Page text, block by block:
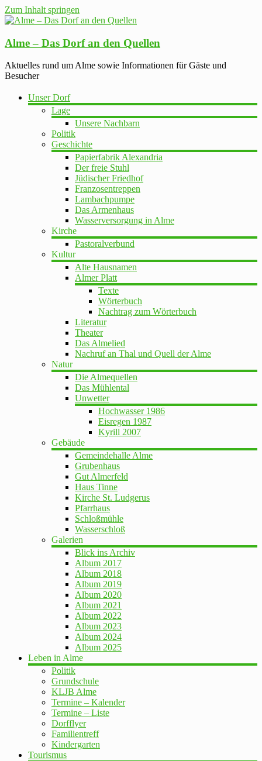
Zum Inhalt springen
Alme – Das Dorf an den Quellen
Aktuelles rund um Alme sowie Informationen für Gäste und
Besucher
Unser Dorf
Lage
Unsere Nachbarn
Politik
Geschichte
Papierfabrik Alexandria
Der freie Stuhl
Jüdischer Friedhof
Franzosentreppen
Lambachpumpe
Das Armenhaus
Wasserversorgung in Alme
Kirche
Pastoralverbund
Kultur
Alte Hausnamen
Almer Platt
Texte
Wörterbuch
Nachtrag zum Wörterbuch
Literatur
Theater
Das Almelied
Nachruf an Thal und Quell der Alme
Natur
Die Almequellen
Das Mühlental
Unwetter
Hochwasser 1986
Eisregen 1987
Kyrill 2007
Gebäude
Gemeindehalle Alme
Grubenhaus
Gut Almerfeld
Haus Tinne
Kirche St. Ludgerus
Pfarrhaus
Schloßmühle
Wasserschloß
Galerien
Blick ins Archiv
Album 2017
Album 2018
Album 2019
Album 2020
Album 2021
Album 2022
Album 2023
Album 2024
Album 2025
Leben in Alme
Politik
Grundschule
KLJB Alme
Termine – Kalender
Termine – Liste
Dorfflyer
Familientreff
Kindergarten
Tourismus